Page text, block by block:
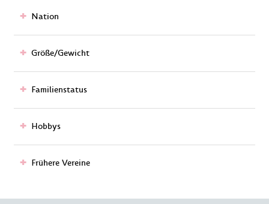
Nation
Größe/Gewicht
Familienstatus
Hobbys
Frühere Vereine